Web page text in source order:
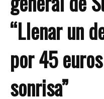
“Llenar un
por 45
sonrisa”